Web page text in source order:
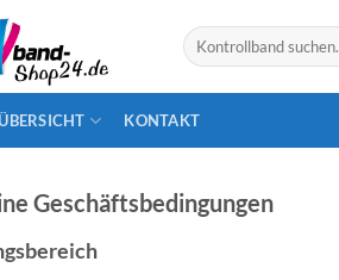
Suchen
nach:
KONTAKT
Geschäftsbedingungen